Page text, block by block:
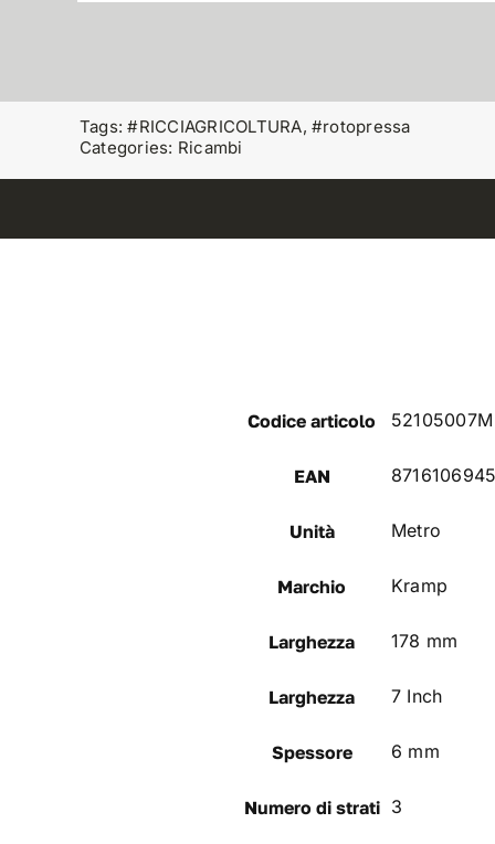
Tags:#RICCIAGRICOLTURA, #rotopressa
Categories: Ricambi
Codice articolo 52105007M
EAN
Unità Metro
Marchio Kramp
Larghezza 178 mm
Larghezza 7 Inch
Spessore 6 mm
Numero di strati 3